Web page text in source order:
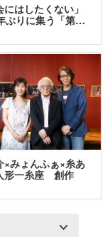
にはしたくない」
りに集う「第…
×みょんふぁ×糸あ
形一糸座 創作